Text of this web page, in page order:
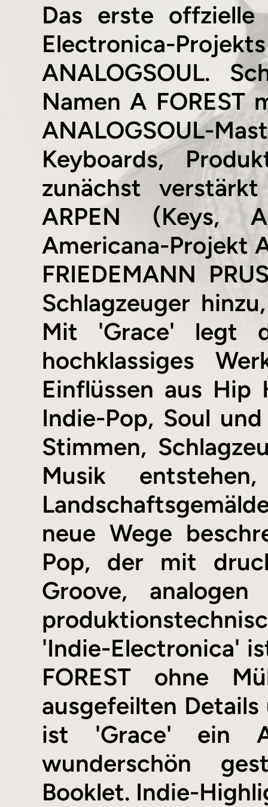
Das erste
Electronica-
ANALOGSOUL.
Namen A FOREST
ANALOGSOUL-
Keyboards,
zunächst
ARPEN (Keys,
Americana-Projekt
FRIEDEMANN
Schlagzeuger
Mit 'Grace' legt
hochklassiges
Einflüssen aus Hip
Indie-Pop, Soul
Stimmen,
Musik
neue Wege
Pop, der mit
Groove,
'Indie-Electronica'
FOREST ohne
ausgefeilten
ist 'Grace' ein
wunderschön
Booklet. Indie-